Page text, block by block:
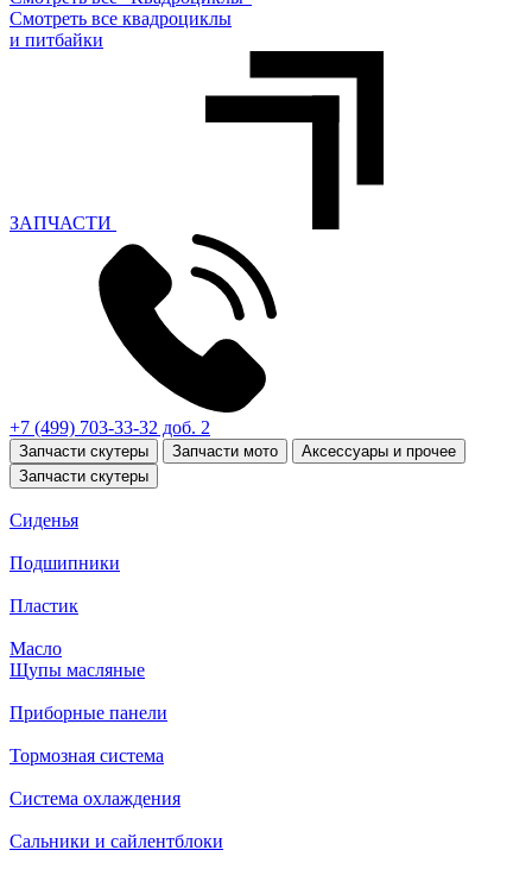
Смотреть все квадроциклы
и питбайки
ЗАПЧАСТИ
+7 (499) 703-33-32 доб. 2
Запчасти скутеры Запчасти мото
Аксессуары и прочее
Запчасти скутеры
Сиденья
Подшипники
Пластик
Масло
Щупы масляные
Приборные панели
Тормозная система
Система охлаждения
Сальники и сайлентблоки